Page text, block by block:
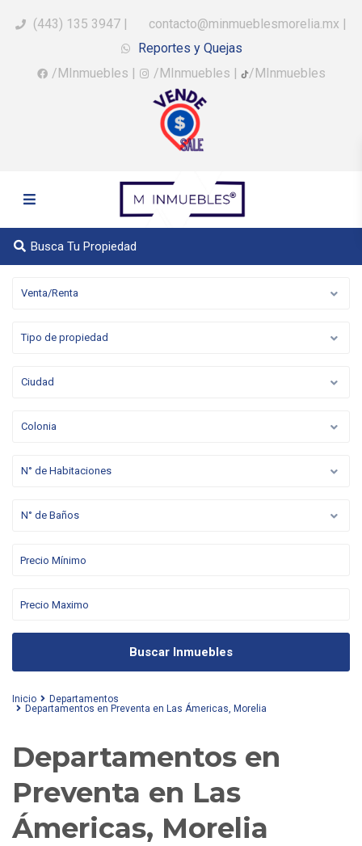
(443) 135 3947 | contacto@minmueblesmorelia.mx |
Reportes y Quejas
/MInmuebles | /MInmuebles | /MInmuebles
Busca Tu Propiedad
Venta/Renta
Tipo de propiedad
Ciudad
Colonia
N° de Habitaciones
N° de Baños
Buscar Inmuebles
Inicio
Departamentos
Departamentos en Preventa en Las Ámericas, Morelia
Departamentos en
Preventa en Las
Ámericas, Morelia